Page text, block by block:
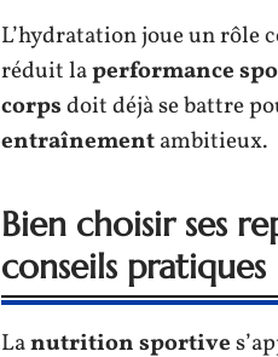
L’hydratation joue un rôle
réduit laperformance
corpsdoit déjà se battre
entraînementambitieux.
Bien choisir ses
conseils pratiques
Lanutrition sportive